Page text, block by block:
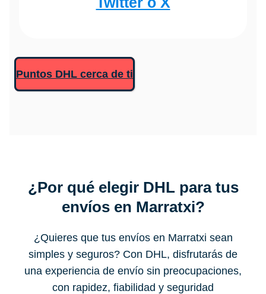
Puntos DHL cerca de ti
¿Por qué elegir DHL para tus
envíos en Marratxi?
¿Quieres que tus envíos en Marratxi sean
simples y seguros? Con DHL, disfrutarás de
una experiencia de envío sin preocupaciones,
con rapidez, fiabilidad y seguridad